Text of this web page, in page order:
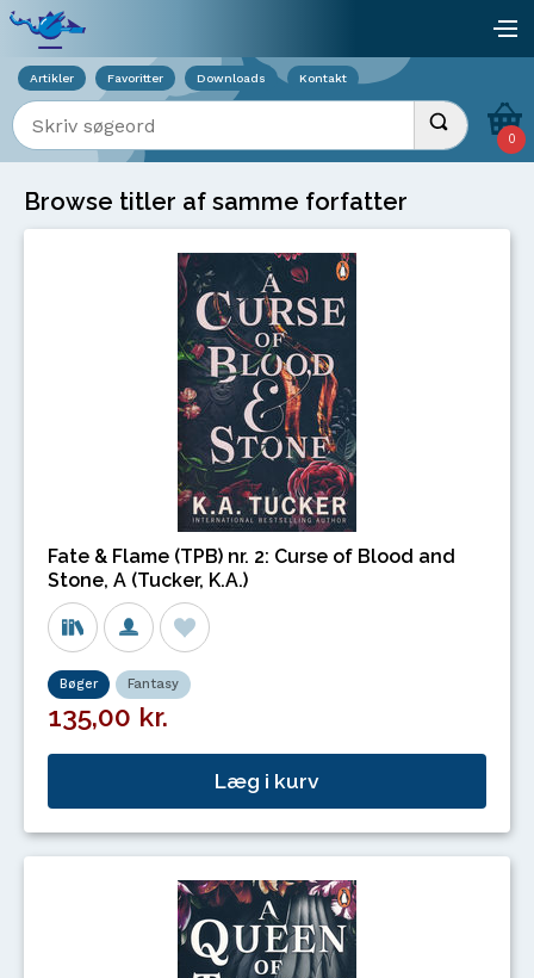
Artikler Favoritter Downloads Kontakt
Indtast søgeord Udfør søgning
0
Browse titler af samme forfatter
Fate & Flame (TPB) nr. 2: Curse of Blood and
Stone, A (Tucker, K.A.)
Bøger Fantasy
135,00 kr.
Læg i kurv
Viser overlay for indkøbskurv